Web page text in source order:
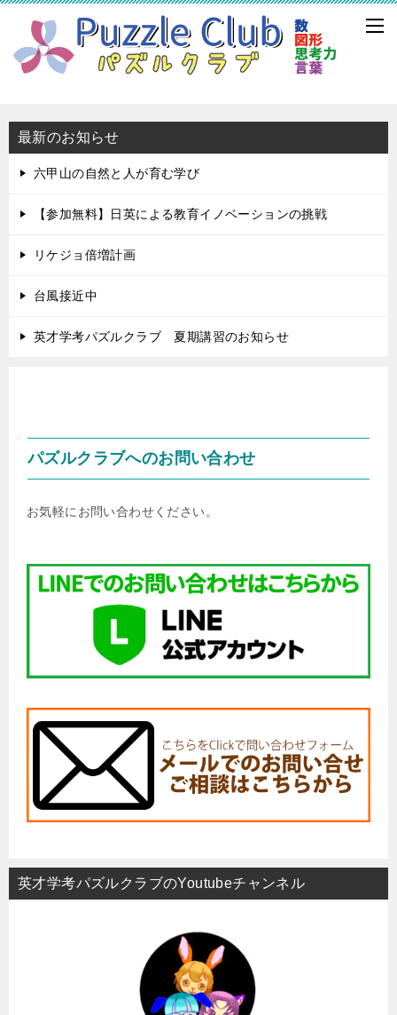
最新のお知らせ
六甲山の自然と人が育む学び
【参加無料】日英による教育イノベーションの挑戦
リケジョ倍増計画
台風接近中
英才学考パズルクラブ 夏期講習のお知らせ
パズルクラブへのお問い合わせ
お気軽にお問い合わせください。
英才学考パズルクラブのYoutubeチャンネル